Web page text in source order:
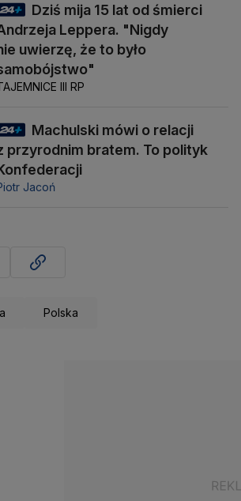
Dziś mija 15 lat od śmierci
Leppera. "Nigdy
uwierzę, że to było
III RP
Machulski mówi o relacji
przyrodnim bratem. To polityk
Jacoń
Polska